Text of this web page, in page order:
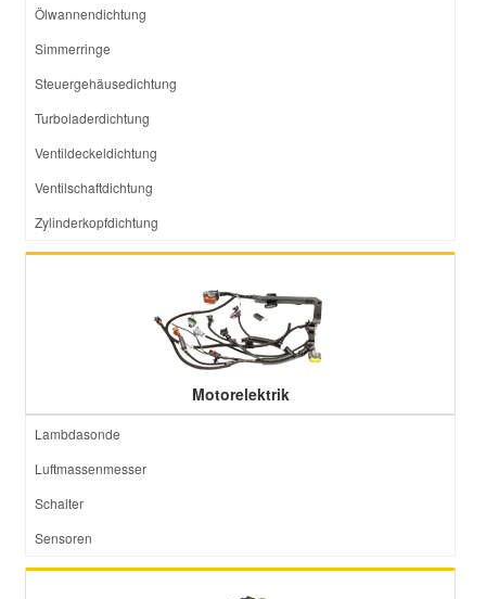
Ölwannendichtung
Simmerringe
Steuergehäusedichtung
Turboladerdichtung
Ventildeckeldichtung
Ventilschaftdichtung
Zylinderkopfdichtung
Motorelektrik
Lambdasonde
Luftmassenmesser
Schalter
Sensoren